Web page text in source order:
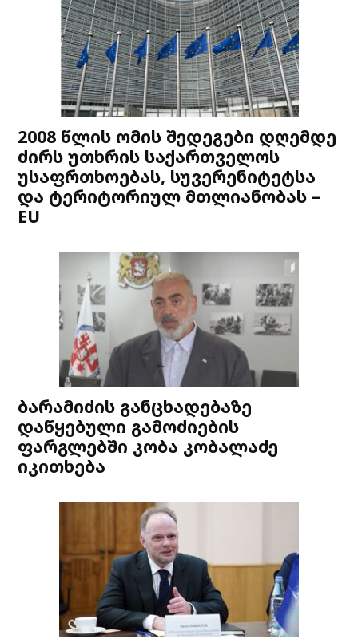
2008 წლის ომის შედეგები დღემდე
ძირს უთხრის საქართველოს
უსაფრთხოებას, სუვერენიტეტსა
და ტერიტორიულ მთლიანობას –
EU
ბარამიძის განცხადებაზე
დაწყებული გამოძიების
ფარგლებში კობა კობალაძე
იკითხება